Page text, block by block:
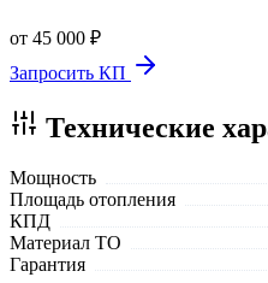
от 45 000 ₽
Запросить КП
Технические
Мощность
Площадь отопления
КПД
Материал ТО
Гарантия